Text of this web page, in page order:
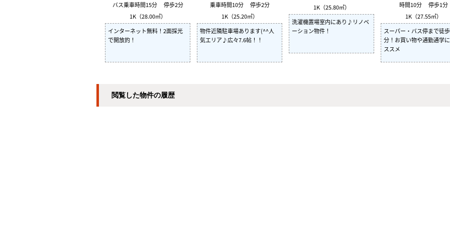
バス乗車時間15分 停歩2分
1K（28.00㎡）
インターネット無料！2面採光
で開放的！
乗車時間10分 停歩2分
1K（25.20㎡）
物件近隣駐車場あります(^^人
気エリア♪広々7.6帖！！
1K（25.80㎡）
洗濯機置場室内にあり♪リノベ
ーション物件！
時間10分 停歩1分
1K（27.55㎡）
スーパー・バス停まで徒
分！お買い物や通勤通学
ススメ
閲覧した物件の履歴